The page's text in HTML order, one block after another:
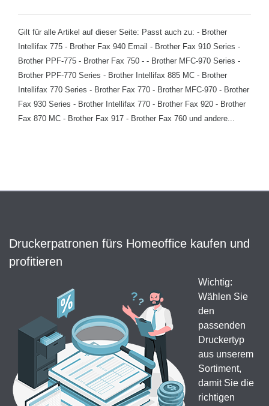
Gilt für alle Artikel auf dieser Seite: Passt auch zu: - Brother
Intellifax 775 - Brother Fax 940 Email - Brother Fax 910 Series -
Brother PPF-775 - Brother Fax 750 - - Brother MFC-970 Series -
Brother PPF-770 Series - Brother Intellifax 885 MC - Brother
Intellifax 770 Series - Brother Fax 770 - Brother MFC-970 - Brother
Fax 930 Series - Brother Intellifax 770 - Brother Fax 920 - Brother
Fax 870 MC - Brother Fax 917 - Brother Fax 760 und andere...
Druckerpatronen fürs Homeoffice kaufen und
profitieren
Wichtig:
Wählen Sie
den
passenden
Druckertyp
aus unserem
Sortiment,
damit Sie die
richtigen